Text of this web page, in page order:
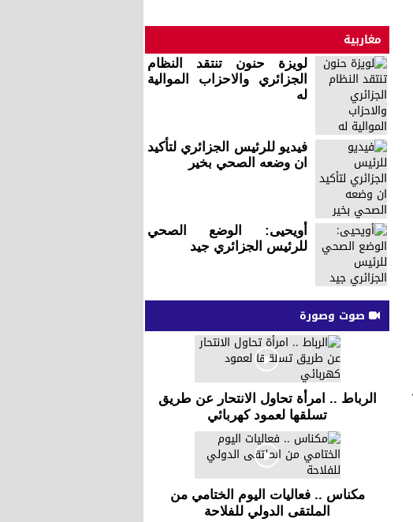
مغاربية
لويزة حنون تنتقد النظام
الجزائري والاحزاب الموالية
له
فيديو للرئيس الجزائري لتأكيد
ان وضعه الصحي بخير
أويحيى: الوضع الصحي
للرئيس الجزائري جيد
صوت وصورة
الرباط .. امرأة تحاول الانتحار عن طريق
تسلقها لعمود كهربائي
مكناس .. فعاليات اليوم الختامي من
الملتقى الدولي للفلاحة